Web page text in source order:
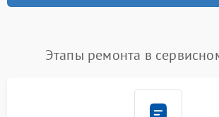
Этапы ремонта в